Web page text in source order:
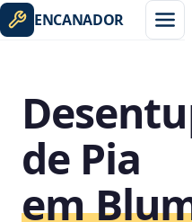
ENCANADOR
de Pia
em